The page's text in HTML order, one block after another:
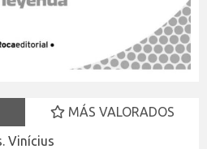
MÁS VALORADOS
Vinícius